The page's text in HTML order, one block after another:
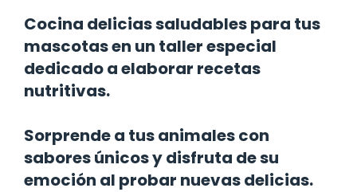
Cocina delicias saludables para tus
mascotas en un taller especial
dedicado a elaborar recetas
nutritivas.
Sorprende a tus animales con
sabores únicos y disfruta de su
emoción al probar nuevas delicias.